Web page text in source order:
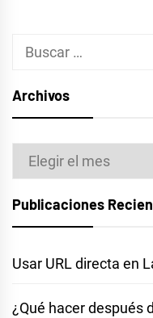
Buscar:
Archivos
Archivos
Publicaciones
Usar URL directa en
¿Qué hacer después